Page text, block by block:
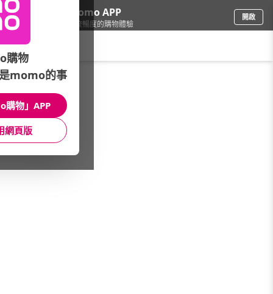
下載momo APP
給你3倍流暢度的購物體驗
開啟
品牌旗艦/3M/清潔工具
館長推薦 月銷量
購物
momo的事
購物」APP
網頁版